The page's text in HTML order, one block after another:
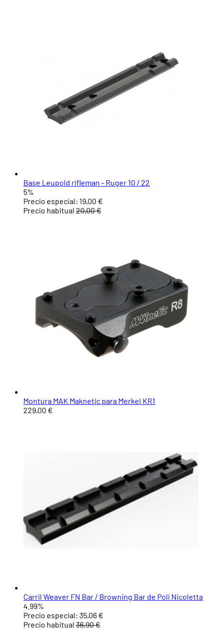
Base Leupold rifleman - Ruger 10 / 22
5%
Precio especial: 19,00 €
Precio habitual 20,00 €
Montura MAK Maknetic para Merkel KR1
229,00 €
Carril Weaver FN Bar / Browning Bar de Poli Nicoletta
4.99%
Precio especial: 35,06 €
Precio habitual 36,90 €